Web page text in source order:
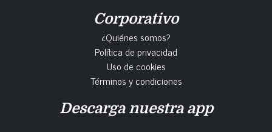
Corporativo
¿Quiénes somos?
Política de privacidad
Uso de cookies
Términos y condiciones
Descarga nuestra app